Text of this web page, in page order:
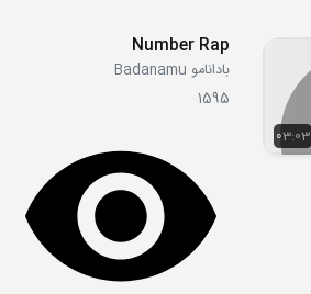
03:03
Number Rap
بادانامو Badanamu
1595